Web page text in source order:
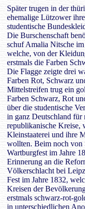
Später trugen in der
ehemalige Lützower
studentische
Die Burschenschaft
schuf Amalia Nitsche
welche, von der
erstmals die Farben
Die Flagge zeigte drei
Farben Rot, Schwarz
Mittelstreifen trug ein
Farben Schwarz, Rot
über die studentische
in ganz Deutschland für
republikanische Kreise,
Kleinstaaterei und ihre
wollten. Beim noch von
Wartburgfest im Jahre
Erinnerung an die
Völkerschlacht bei
Fest im Jahre 1832,
Kreisen der
erstmals schwarz-rot-
in unterschiedlichen